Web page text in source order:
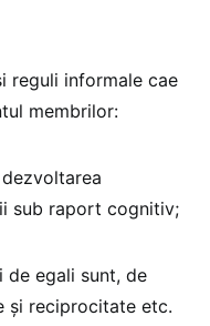
reguli informale cae
membrilor:
sub raport cognitiv;
de egali sunt, de
și reciprocitate etc.